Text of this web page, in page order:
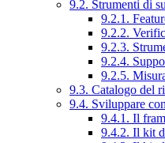
9.2. Strumenti di
9.2.1.
9.2.2.
9.2.3.
9.2.4.
9.2.5.
9.3. Catalogo del
9.4. Sviluppare
9.4.1. Il
9.4.2. Il kit